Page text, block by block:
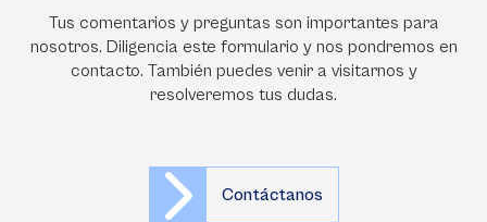
Tus comentarios y preguntas son importantes para
nosotros. Diligencia este formulario y nos pondremos en
contacto. También puedes venir a visitarnos y
resolveremos tus dudas.
Contáctanos